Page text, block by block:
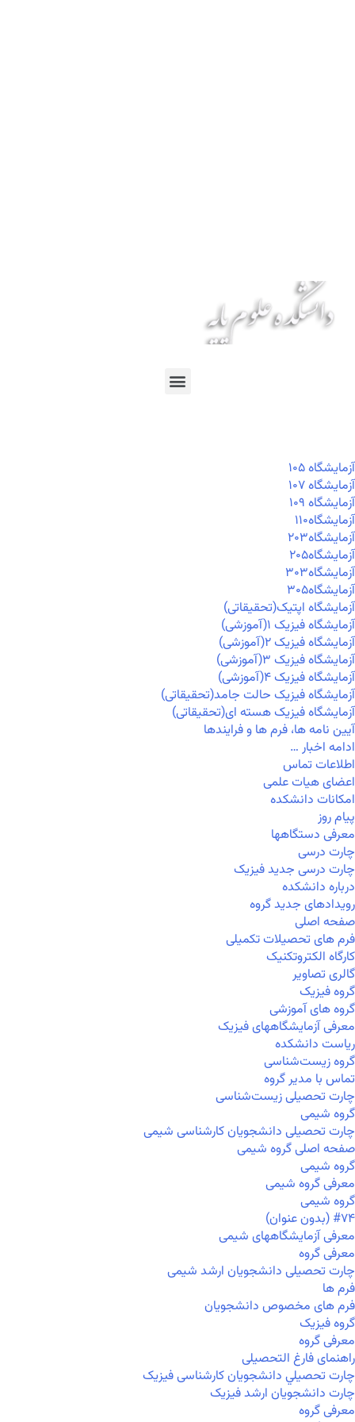
آزمايشگاه ۱۰۵
آزمايشگاه ۱۰۷
آزمايشگاه ۱۰۹
آزمايشگاه۱۱۰
آزمايشگاه۲۰۳
آزمايشگاه۲۰۵
آزمايشگاه۳۰۳
آزمايشگاه۳۰۵
آزمایشگاه اپتیک(تحقیقاتی)
آزمایشگاه فیزیک ۱(آموزشی)
آزمایشگاه فیزیک ۲(آموزشی)
آزمایشگاه فیزیک ۳(آموزشی)
آزمایشگاه فیزیک ۴(آموزشی)
آزمایشگاه فیزیک حالت جامد(تحقیقاتی)
آزمایشگاه فیزیک هسته ای(تحقیقاتی)
آیین نامه ها، فرم ها و فرایندها
ادامه اخبار …
اطلاعات تماس
اعضای هیات علمی
امکانات دانشکده
پیام روز
معرفی دستگاهها
چارت درسی
چارت درسی جدید فیزیک
درباره دانشکده
رویدادهای جدید گروه
صفحه اصلی
فرم های تحصیلات تکمیلی
کارگاه الکتروتکنیک
گالری تصاویر
گروه فیزیک
گروه های آموزشی
معرفی آزمایشگاههای فیزیک
ریاست دانشکده
گروه زیست‌شناسی
تماس با مدیر گروه
چارت تحصیلی زیست‌شناسی
گروه شیمی
چارت تحصیلی دانشجویان کارشناسی شیمی
صفحه اصلی گروه شیمی
گروه شیمی
معرفی گروه شیمی
گروه شیمی
#۷۴ (بدون عنوان)
معرفی آزمایشگاههای شیمی
معرفی گروه
چارت تحصیلی دانشجویان ارشد شیمی
فرم ها
فرم های مخصوص دانشجویان
گروه فیزیک
معرفی گروه
راهنمای فارغ التحصیلی
چارت تحصيلي دانشجویان کارشناسی فیزیک
چارت دانشجویان ارشد فیزیک
معرفی گروه